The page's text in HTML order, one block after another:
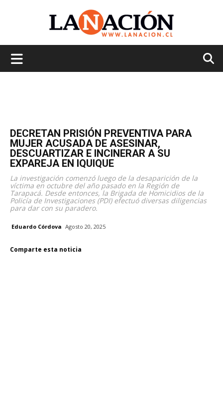
DECRETAN PRISIÓN PREVENTIVA PARA
MUJER ACUSADA DE ASESINAR,
DESCUARTIZAR E INCINERAR A SU
EXPAREJA EN IQUIQUE
La investigación comenzó luego de la desaparición de la
víctima en octubre del año pasado en la Región de
Tarapacá. Desde entonces, la Brigada de Homicidios de la
Policía de Investigaciones (PDI) efectuó diversas diligencias
para dar con su paradero.
Eduardo Córdova Agosto 20, 2025
Comparte esta noticia